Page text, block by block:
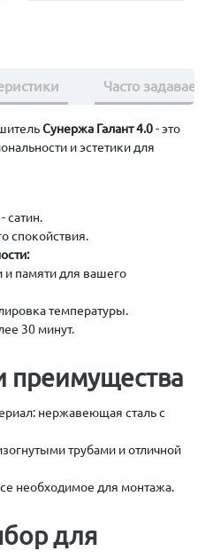
Часто
Сунержа Галант 4.0- это
и эстетики для
сатин.
спокойствия.
памяти для вашего
температуры.
30 минут.
преимущества
нержавеющая сталь с
трубами и отличной
необходимое для монтажа.
для